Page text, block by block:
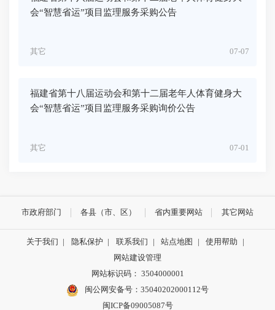
会“智慧省运”项目监理服务采购公告
07-07
其它
福建省第十八届运动会和第十二届老年人体育健身大
会“智慧省运”项目监理服务采购询价公告
07-01
其它
市政府部门 各县（市、区） 省内重要网站 其它网站
关于我们 | 隐私保护 | 联系我们 | 站点地图 | 使用帮助
|
网站建设管理
网站标识码： 3504000001
闽公网安备号：35040202000112号
闽ICP备09005087号